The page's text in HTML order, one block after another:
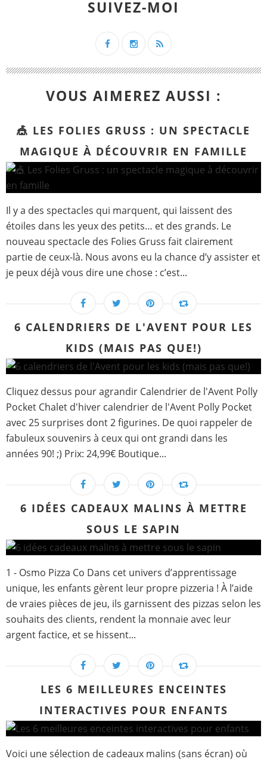
SUIVEZ-MOI
VOUS AIMEREZ AUSSI :
🎪 LES FOLIES GRUSS : UN SPECTACLE
MAGIQUE À DÉCOUVRIR EN FAMILLE
Il y a des spectacles qui marquent, qui laissent des
étoiles dans les yeux des petits… et des grands. Le
nouveau spectacle des Folies Gruss fait clairement
partie de ceux-là. Nous avons eu la chance d’y assister et
je peux déjà vous dire une chose : c’est...
6 CALENDRIERS DE L'AVENT POUR LES
KIDS (MAIS PAS QUE!)
Cliquez dessus pour agrandir Calendrier de l'Avent Polly
Pocket Chalet d'hiver calendrier de l'Avent Polly Pocket
avec 25 surprises dont 2 figurines. De quoi rappeler de
fabuleux souvenirs à ceux qui ont grandi dans les
années 90! ;) Prix: 24,99€ Boutique...
6 IDÉES CADEAUX MALINS À METTRE
SOUS LE SAPIN
1 - Osmo Pizza Co Dans cet univers d’apprentissage
unique, les enfants gèrent leur propre pizzeria ! À l’aide
de vraies pièces de jeu, ils garnissent des pizzas selon les
souhaits des clients, rendent la monnaie avec leur
argent factice, et se hissent...
LES 6 MEILLEURES ENCEINTES
INTERACTIVES POUR ENFANTS
Voici une sélection de cadeaux malins (sans écran) où